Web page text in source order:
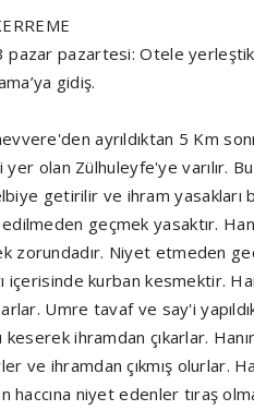
pazar pazartesi: Otele
gidiş.
ayrıldıktan 5 Km
olan Zülhuleyfe'ye varılır.
getirilir ve ihram yasakları
geçmek yasaktır.
zorundadır. Niyet etmeden
içerisinde kurban kesmektir.
Umre tavaf ve say'i
ihramdan çıkarlar.
ve ihramdan çıkmış olurlar.
haccına niyet edenler tıraş